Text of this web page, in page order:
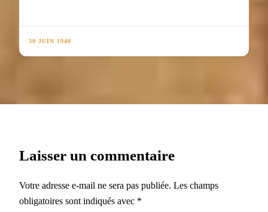
30 JUIN 1940
Laisser un commentaire
Votre adresse e-mail ne sera pas publiée. Les champs
obligatoires sont indiqués avec *